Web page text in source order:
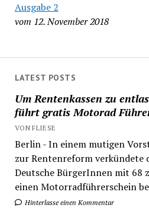
Ausgabe 2
vom 12. November 2018
LATEST POSTS
Um Rentenkassen zu
führt gratis Motorad
VON FLIESE
Berlin - In einem mutigen
zur Rentenreform verkündete
Deutsche BürgerInnen mit 68
einen Motorradführerschein
Hinterlasse einen Kommentar